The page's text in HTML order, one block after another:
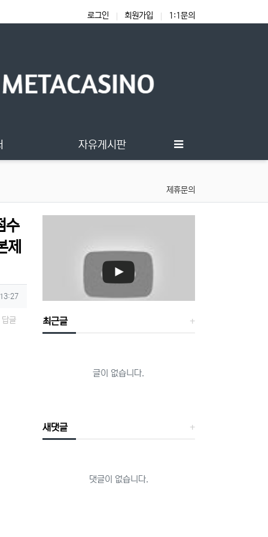
로그인 회원가입 1:1문의
자유게시판
제휴문의
수
제
답글 최근글
글이 없습니다.
새댓글
댓글이 없습니다.